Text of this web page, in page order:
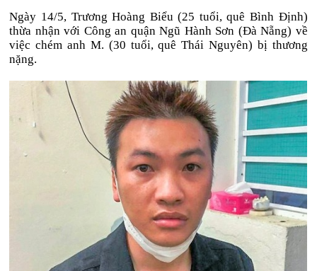
Ngày 14/5, Trương Hoàng Biểu (25 tuổi, quê Bình Định)
thừa nhận với Công an quận Ngũ Hành Sơn (Đà Nẵng) về
việc chém anh M. (30 tuổi, quê Thái Nguyên) bị thương
nặng.